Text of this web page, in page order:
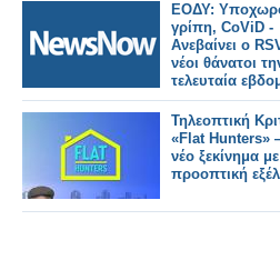
ΕΟΔΥ:
γρίπη, CoViD -
Ανεβαίνει ο
νέοι θάνατοι
τελευταία
Τηλεοπτική
«Flat
νέο ξεκίνημα με
προοπτική